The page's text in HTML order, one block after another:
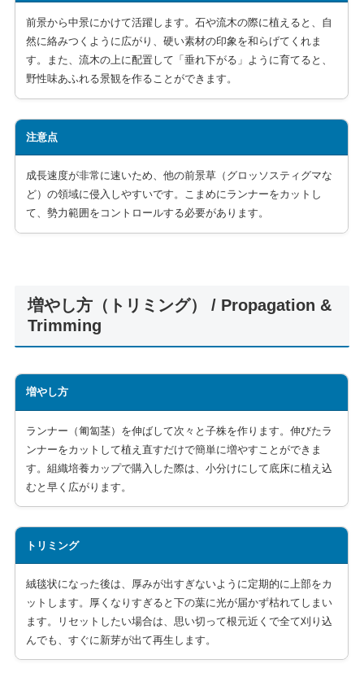
前景から中景にかけて活躍します。石や流木の際に植えると、自
然に絡みつくように広がり、硬い素材の印象を和らげてくれま
す。また、流木の上に配置して「垂れ下がる」ように育てると、
野性味あふれる景観を作ることができます。
注意点
成長速度が非常に速いため、他の前景草（グロッソスティグマな
ど）の領域に侵入しやすいです。こまめにランナーをカットし
て、勢力範囲をコントロールする必要があります。
増やし方（トリミング） / Propagation &
Trimming
増やし方
ランナー（匍匐茎）を伸ばして次々と子株を作ります。伸びたラ
ンナーをカットして植え直すだけで簡単に増やすことができま
す。組織培養カップで購入した際は、小分けにして底床に植え込
むと早く広がります。
トリミング
絨毯状になった後は、厚みが出すぎないように定期的に上部をカ
ットします。厚くなりすぎると下の葉に光が届かず枯れてしまい
ます。リセットしたい場合は、思い切って根元近くで全て刈り込
んでも、すぐに新芽が出て再生します。